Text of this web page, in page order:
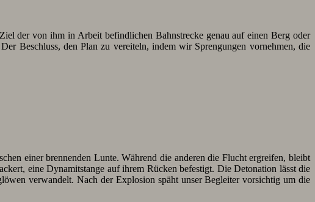
der von ihm in Arbeit befindlichen Bahnstrecke genau auf einen Berg oder
Beschluss, den Plan zu vereiteln, indem wir Sprengungen vornehmen, die
einer brennenden Lunte. Während die anderen die Flucht ergreifen, bleibt
eine Dynamitstange auf ihrem Rücken befestigt. Die Detonation lässt die
verwandelt. Nach der Explosion späht unser Begleiter vorsichtig um die